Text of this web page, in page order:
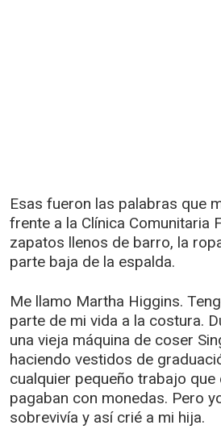
Esas fueron las palabras que
frente a la Clínica Comunitaria
zapatos llenos de barro, la
parte baja de la espalda.
Me llamo Martha Higgins.
parte de mi vida a la costura.
una vieja máquina de coser
haciendo vestidos de
cualquier pequeño trabajo
pagaban con monedas. Pero
sobrevivía y así crié a mi hija.